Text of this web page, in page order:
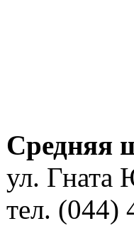
Средняя
ул.
тел. (044)